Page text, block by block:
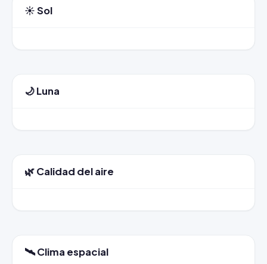
☀️ Sol
🌙 Luna
🌿 Calidad del aire
🛰️ Clima espacial